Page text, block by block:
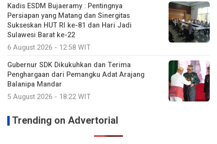
Kadis ESDM Bujaeramy : Pentingnya
Persiapan yang Matang dan Sinergitas
Sukseskan HUT RI ke-81 dan Hari Jadi
Sulawesi Barat ke-22
6 August 2026 - 12:58 WIT
Gubernur SDK Dikukuhkan dan Terima
Penghargaan dari Pemangku Adat Arajang
Balanipa Mandar
5 August 2026 - 18:22 WIT
Trending on Advertorial